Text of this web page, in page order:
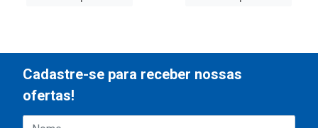
Cadastre-se para receber nossas
ofertas!